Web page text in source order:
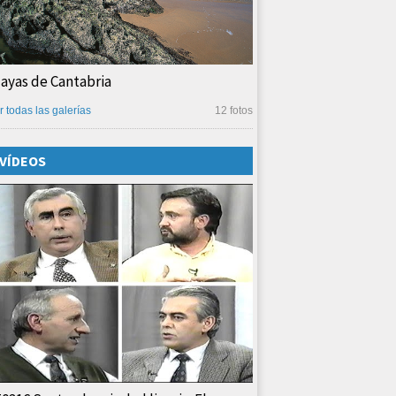
de Cantabria
12 fotos
todas las galerías
VÍDEOS